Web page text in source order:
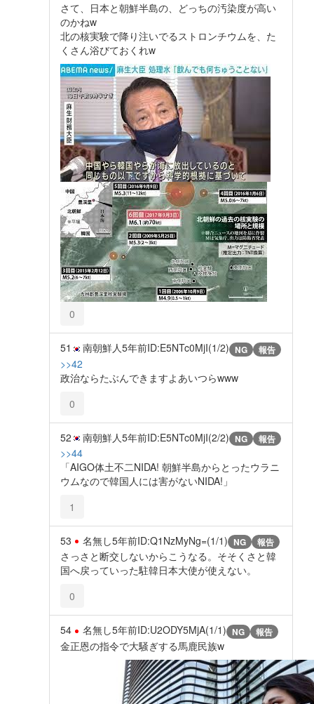
さて、日本と朝鮮半島の、どっちの汚染度が高い
のかねw
北の核実験で降り注いでるストロンチウムを、た
くさん浴びておくれw
0
51 南朝鮮人5年前ID:E5NTc0MjI(1/2) NG 報告
>>42
政治ならたぶんできますよあいつらwww
0
52 南朝鮮人5年前ID:E5NTc0MjI(2/2) NG 報告
>>44
「AIGO体土不二NIDA! 朝鮮半島からとったウラニ
ウムなので韓国人には害がないNIDA!」
1
53 名無し5年前ID:Q1NzMyNg=(1/1) NG 報告
さっさと断交しないからこうなる。そそくさと韓
国へ戻っていった駐韓日本大使が使えない。
0
54 名無し5年前ID:U2ODY5MjA(1/1) NG 報告
金正恩の指令で大騒ぎする馬鹿民族w